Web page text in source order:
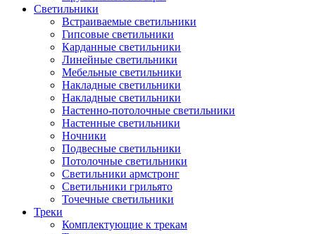
Светильники
Встраиваемые светильники
Гипсовые светильники
Карданные светильники
Линейные светильники
Мебельные светильники
Накладные светильники
Накладные светильники
Настенно-потолочные светильники
Настенные светильники
Ночники
Подвесные светильники
Потолочные светильники
Светильники армстронг
Светильники грильято
Точечные светильники
Треки
Комплектующие к трекам